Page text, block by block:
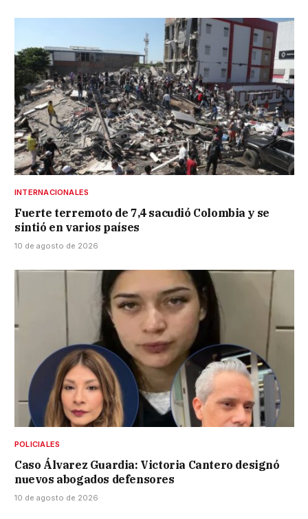
INTERNACIONALES
Fuerte terremoto de 7,4 sacudió Colombia y se
sintió en varios países
10 de agosto de 2026
POLICIALES
Caso Álvarez Guardia: Victoria Cantero designó
nuevos abogados defensores
10 de agosto de 2026